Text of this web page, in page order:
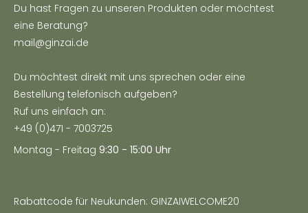
Du hast Fragen zu unseren Produkten oder möchtest
eine Beratung?
mail@ginzai.de
Du möchtest direkt mit uns sprechen oder eine
Bestellung telefonisch aufgeben?
Ruf uns einfach an:
+49 (0)471 - 7003725
Montag - Freitag 9:30 - 15:00 Uhr
Rabattcode für Neukunden: GINZAIWELCOME20